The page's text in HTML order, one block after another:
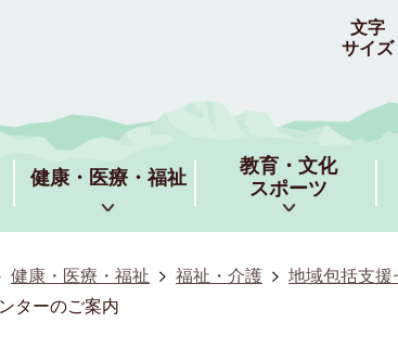
文字
サイズ
健康・医療・福祉
教育・文化
スポーツ
健康・医療・福祉 福祉・介護
地域包括支援
ターのご案内